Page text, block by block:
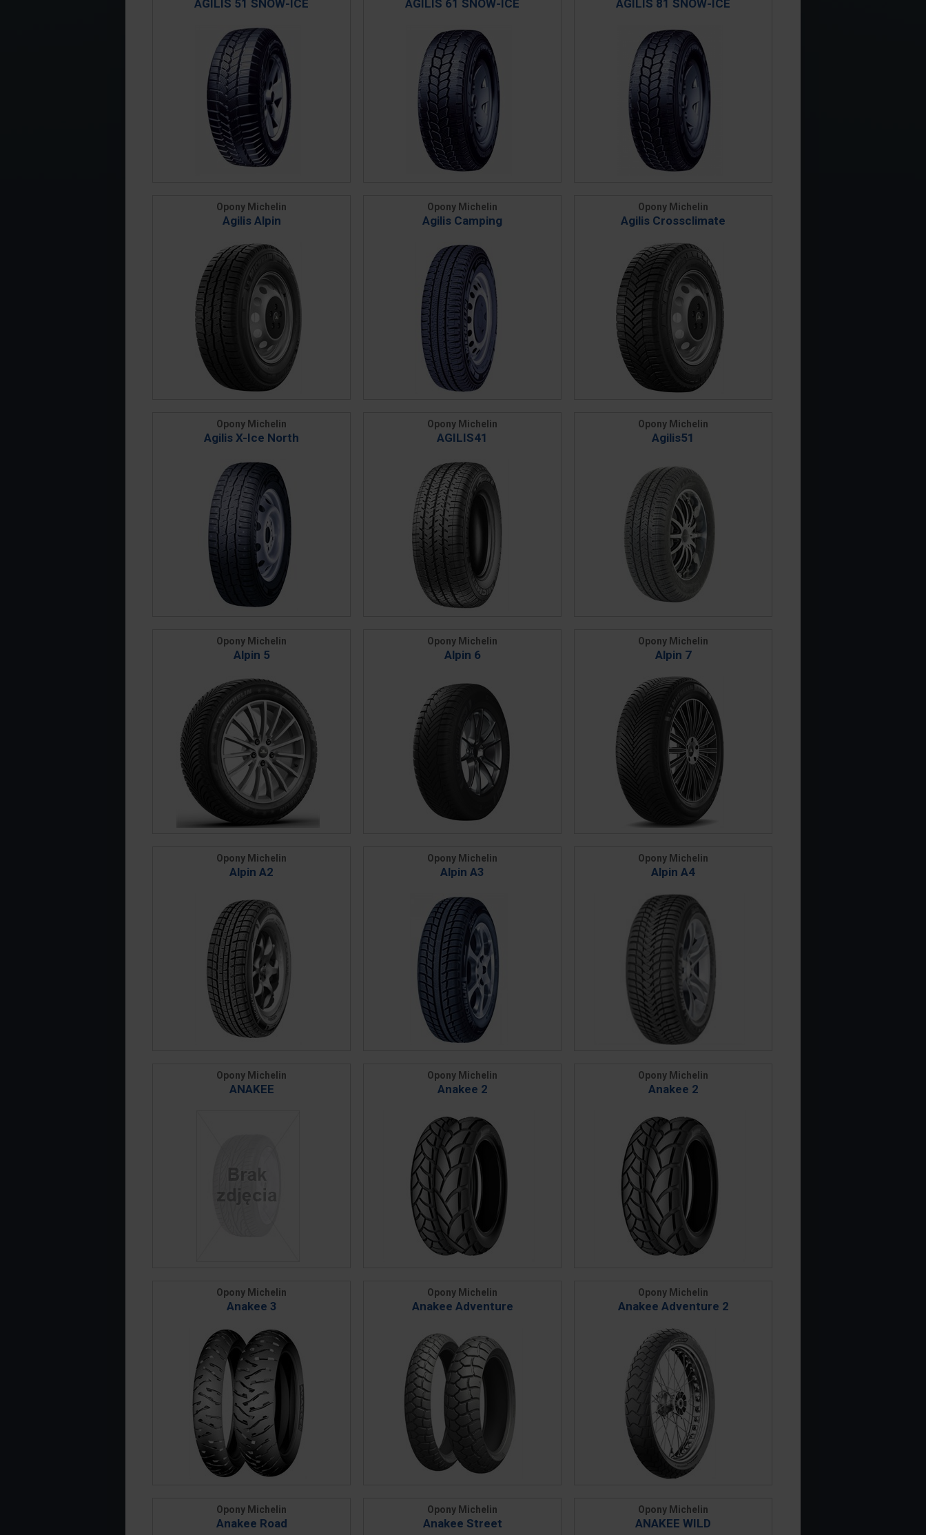
AGILIS 51 SNOW-ICE AGILIS 61 SNOW-ICE AGILIS 81 SNOW-ICE
Opony Michelin
Agilis Alpin
Opony Michelin
Agilis Camping
Opony Michelin
Agilis Crossclimate
Opony Michelin
Agilis X-Ice North
Opony Michelin
AGILIS41
Opony Michelin
Agilis51
Opony Michelin
Alpin 5
Opony Michelin
Alpin 6
Opony Michelin
Alpin 7
Opony Michelin
Alpin A2
Opony Michelin
Alpin A3
Opony Michelin
Alpin A4
Opony Michelin
ANAKEE
Opony Michelin
Anakee 2
Opony Michelin
Anakee 2
Opony Michelin
Anakee 3
Opony Michelin
Anakee Adventure
Opony Michelin
Anakee Adventure 2
Opony Michelin
Anakee Road
Opony Michelin
Anakee Street
Opony Michelin
ANAKEE WILD